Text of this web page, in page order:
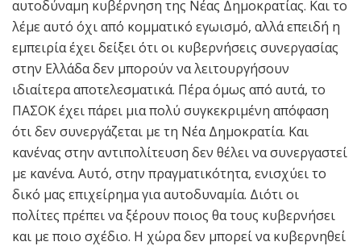
αυτοδύναμη κυβέρνηση της Νέας Δημοκρατίας. Και το
λέμε αυτό όχι από κομματικό εγωισμό, αλλά επειδή η
εμπειρία έχει δείξει ότι οι κυβερνήσεις συνεργασίας
στην Ελλάδα δεν μπορούν να λειτουργήσουν
ιδιαίτερα αποτελεσματικά. Πέρα όμως από αυτά, το
ΠΑΣΟΚ έχει πάρει μια πολύ συγκεκριμένη απόφαση
ότι δεν συνεργάζεται με τη Νέα Δημοκρατία. Και
κανένας στην αντιπολίτευση δεν θέλει να συνεργαστεί
με κανένα. Αυτό, στην πραγματικότητα, ενισχύει το
δικό μας επιχείρημα για αυτοδυναμία. Διότι οι
πολίτες πρέπει να ξέρουν ποιος θα τους κυβερνήσει
και με ποιο σχέδιο. Η χώρα δεν μπορεί να κυβερνηθεί